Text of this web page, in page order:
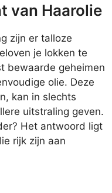
van Haarolie
zijn er talloze
je lokken te
bewaarde geheimen
olie. Deze
kan in slechts
uitstraling geven.
Het antwoord ligt
rijk zijn aan